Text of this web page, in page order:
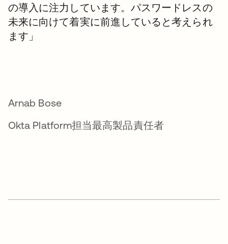
の導入に注力しています。パスワードレスの
未来に向けて着実に前進していると考えられ
ます」
Arnab Bose
Okta Platform担当最高製品責任者